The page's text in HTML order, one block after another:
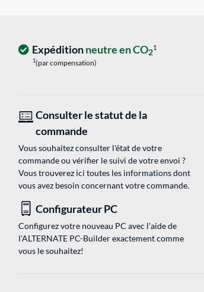
Expéditionneutre en CO21
1(par compensation)
Consulter le statut de la
commande
Vous souhaitez consulter l'état de votre
commande ou vérifier le suivi de votre envoi ?
Vous trouverez ici toutes les informations dont
vous avez besoin concernant votre commande.
Configurateur PC
Configurez votre nouveau PC avec l'aide de
l'ALTERNATE PC-Builder exactement comme
vous le souhaitez!